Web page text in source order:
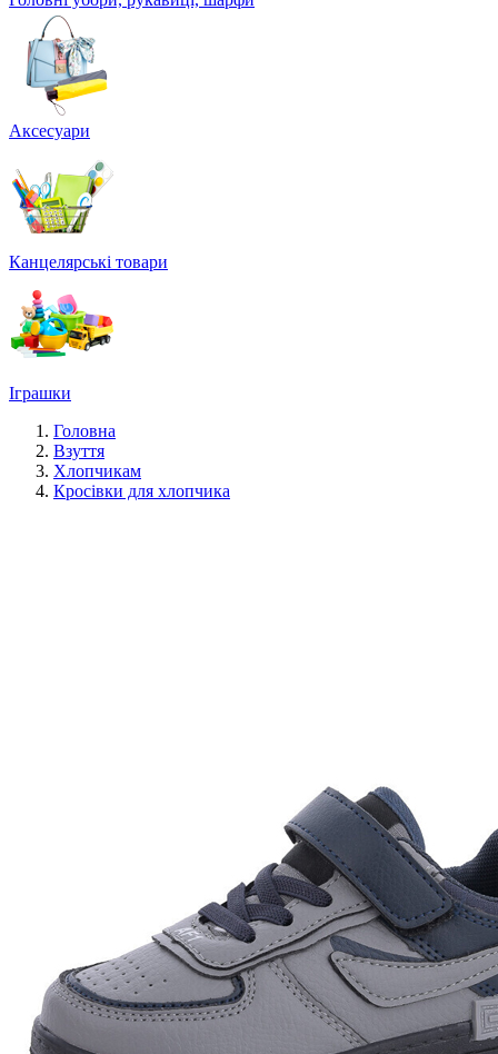
Аксесуари
Канцелярські товари
Іграшки
Головна
Взуття
Хлопчикам
Кросівки для хлопчика